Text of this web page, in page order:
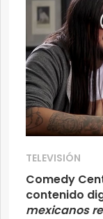
TELEVISIÓN
Comedy
contenido
mexicanos